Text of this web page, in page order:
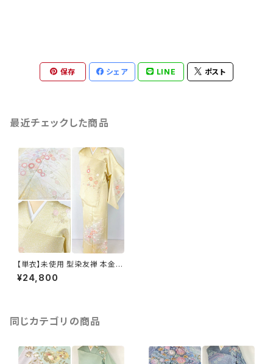
保存 シェア LINE ポスト
最近チェックした商品
【単衣】未使用 型染友禅 本金箔
訪問着 正絹 黄色 紫 ピンク パ
ステル 903
¥24,800
同じカテゴリの商品